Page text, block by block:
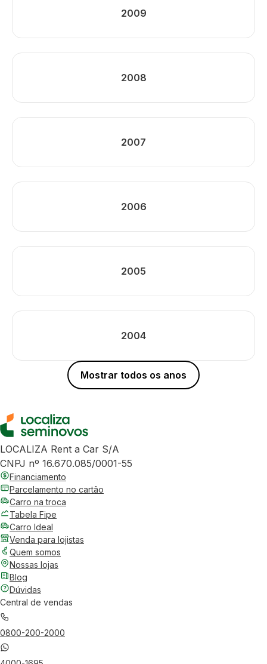
2009
2008
2007
2006
2005
2004
Mostrar todos os anos
LOCALIZA Rent a Car S/A
CNPJ nº 16.670.085/0001-55
Financiamento
Parcelamento no cartão
Carro na troca
Tabela Fipe
Carro Ideal
Venda para lojistas
Quem somos
Nossas lojas
Blog
Dúvidas
Central de vendas
0800-200-2000